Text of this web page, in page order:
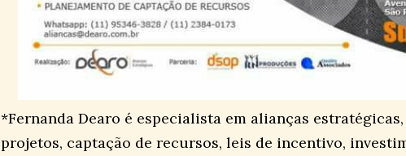
*Fernanda Dearo é especialista em alianças
projetos, captação de recursos, leis de incentivo,